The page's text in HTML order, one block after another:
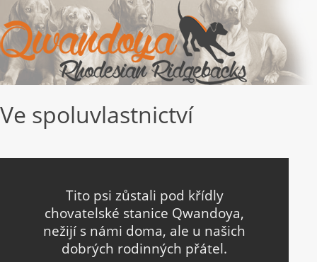
Ve spoluvlastnictví
Tito psi zůstali pod křídly
chovatelské stanice Qwandoya,
nežijí s námi doma, ale u našich
dobrých rodinných přátel.